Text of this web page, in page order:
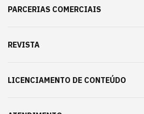
PARCERIAS COMERCIAIS
REVISTA
LICENCIAMENTO DE CONTEÚDO